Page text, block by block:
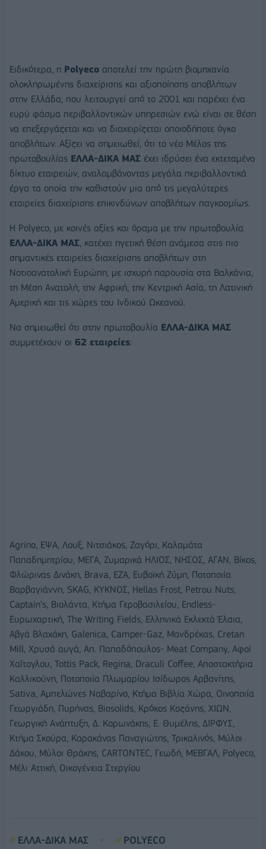
Ειδικότερα, η Polyeco αποτελεί την πρώτη βιομηχανία
ολοκληρωμένης διαχείρισης και αξιοποίησης αποβλήτων
στην Ελλάδα, που λειτουργεί από το 2001 και παρέχει ένα
ευρύ φάσμα περιβαλλοντικών υπηρεσιών ενώ είναι σε θέση
να επεξεργάζεται και να διαχειρίζεται οποιοδήποτε όγκο
αποβλήτων. Αξίζει να σημειωθεί, ότι το νέο Μέλος της
πρωτοβουλίας ΕΛΛΑ-ΔΙΚΑ ΜΑΣ έχει ιδρύσει ένα εκτεταμένο
δίκτυο εταιρειών, αναλαμβάνοντας μεγάλα περιβαλλοντικά
έργα τα οποία την καθιστούν μια από τις μεγαλύτερες
εταιρείες διαχείρισης επικινδύνων αποβλήτων παγκοσμίως.
Η Polyeco, με κοινές αξίες και όραμα με την πρωτοβουλία
ΕΛΛΑ-ΔΙΚΑ ΜΑΣ, κατέχει ηγετική θέση ανάμεσα στις πιο
σημαντικές εταιρείες διαχείρισης αποβλήτων στη
Νοτιοανατολική Ευρώπη, με ισχυρή παρουσία στα Βαλκάνια,
τη Μέση Ανατολή, την Αφρική, την Κεντρική Ασία, τη Λατινική
Αμερική και τις χώρες του Ινδικού Ωκεανού.
Να σημειωθεί ότι στην πρωτοβουλία ΕΛΛΑ-ΔΙΚΑ ΜΑΣ
συμμετέχουν οι 62 εταιρείες:
Agrino, ΕΨΑ, Λουξ, Νιτσιάκος, Ζαγόρι, Καλαμάτα
Παπαδημητρίου, ΜΕΓΑ, Ζυμαρικά ΗΛΙΟΣ, ΝΗΣΟΣ, ΑΓΑΝ, Βίκος,
Φλώρινας Δινάκη, Brava, EZA, Ευβοϊκή Ζύμη, Ποτοποιία
Βαρβαγιάννη, SKAG, KΥΚΝΟΣ, Hellas Frost, Petrou Nuts,
Captain’s, Βιολάντα, Κτήμα Γεροβασιλείου, Endless-
Ευρωχαρτική, The Writing Fields, Ελληνικά Εκλεκτά Έλαια,
Aβγά Βλαχάκη, Galenica, Camper-Gaz, Μανδρέκας, Cretan
Mill, Χρυσά αυγά, Απ. Παπαδόπουλος- Meat Company, Αφοί
Χαΐτογλου, Tottis Pack, Regina, Draculi Coffee, Αποστακτήρια
Καλλικούνη, Ποτοποιία Πλωμαρίου Ισίδωρος Αρβανίτης,
Sativa, Αμπελώνες Ναβαρίνο, Κτήμα Βιβλία Χώρα, Οινοποιία
Γεωργιάδη, Πυρήνας, Biosolids, Κρόκος Κοζάνης, ΧΙΩΝ,
Γεωργική Ανάπτυξη, Δ. Κορωνάκης, Ε. Θυμέλης, ΔΙΡΦΥΣ,
Κτήμα Σκούρα, Καρακάνας Παναγιώτης, Τρικαλινός, Μύλοι
Δάκου, Μύλοι Θράκης, CARTONTEC, Γεωδή, ΜΕΒΓΑΛ, Polyeco,
Μέλι Αττική, Οικογένεια Στεργίου
ΕΛΛΑ-ΔΙΚΑ ΜΑΣ POLYECO